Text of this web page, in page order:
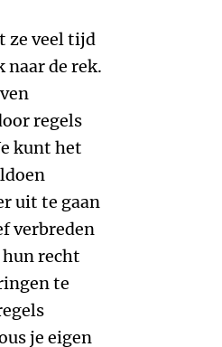
ze veel tijd
naar de rek.
regels
kunt het
uit te gaan
verbreden
recht
te
je eigen